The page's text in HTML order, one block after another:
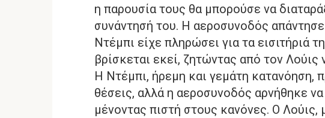
η παρουσία τους θα μπορούσε να
συνάντησή του. Η αεροσυνοδός
Ντέμπι είχε πληρώσει για τα εισιτήριά
βρίσκεται εκεί, ζητώντας από τον
Η Ντέμπι, ήρεμη και γεμάτη κατανόηση,
θέσεις, αλλά η αεροσυνοδός αρνήθηκε να
μένοντας πιστή στους κανόνες. Ο